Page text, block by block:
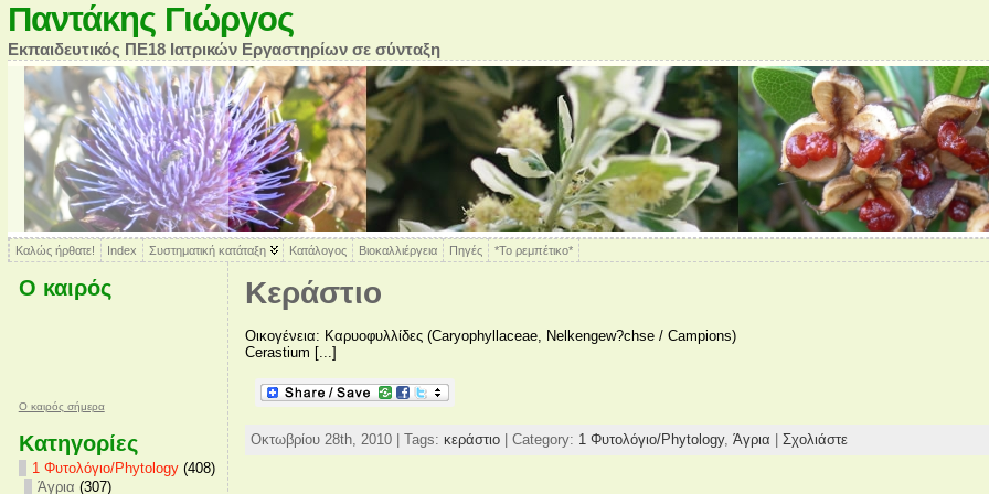
Παντάκης Γιώργος
Εκπαιδευτικός ΠΕ18 Ιατρικών Εργαστηρίων σε σύνταξη
Καλώς ήρθατε! Index Συστηματική κατάταξη Κατάλογος Βιοκαλλιέργεια Πηγές *Το ρεμπέτικο*
Ο καιρός
O καιρός σήμερα
Κατηγορίες
1 Φυτολόγιο/Phytology(408)
Άγρια (307)
Κεράστιο
Οικογένεια: Καρυοφυλλίδες (Caryophyllaceae, Nelkengew?chse / Campions)
Cerastium [...]
Οκτωβρίου 28th, 2010 | Tags: κεράστιο| Category: 1 Φυτολόγιο/Phytology, Άγρια Σχολιάστε